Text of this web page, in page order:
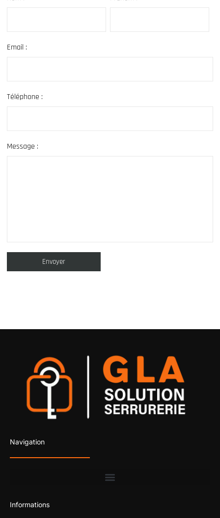
Email :
Téléphone :
Message :
Navigation
Informations